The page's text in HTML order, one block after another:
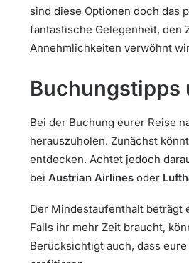
sind diese Optionen doch das
fantastische Gelegenheit, den
Annehmlichkeiten verwöhnt
Buchungstipps
Bei der Buchung eurer Reise
herauszuholen. Zunächst
entdecken. Achtet jedoch
bei Austrian Airlines oder
Der Mindestaufenthalt beträgt
Falls ihr mehr Zeit braucht,
Berücksichtigt auch, dass